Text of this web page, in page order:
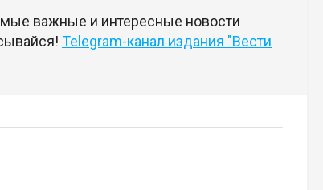
важные и интересные новости
Telegram-канал издания "Вести